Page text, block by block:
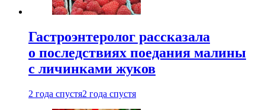
Гастроэнтеролог рассказала
о последствиях поедания малины
с личинками жуков
2 года спустя2 года спустя